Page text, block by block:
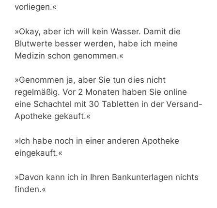
vorliegen.«
»Okay, aber ich will kein Wasser. Damit die
Blutwerte besser werden, habe ich meine
Medizin schon genommen.«
»Genommen ja, aber Sie tun dies nicht
regelmäßig. Vor 2 Monaten haben Sie online
eine Schachtel mit 30 Tabletten in der Versand-
Apotheke gekauft.«
»Ich habe noch in einer anderen Apotheke
eingekauft.«
»Davon kann ich in Ihren Bankunterlagen nichts
finden.«